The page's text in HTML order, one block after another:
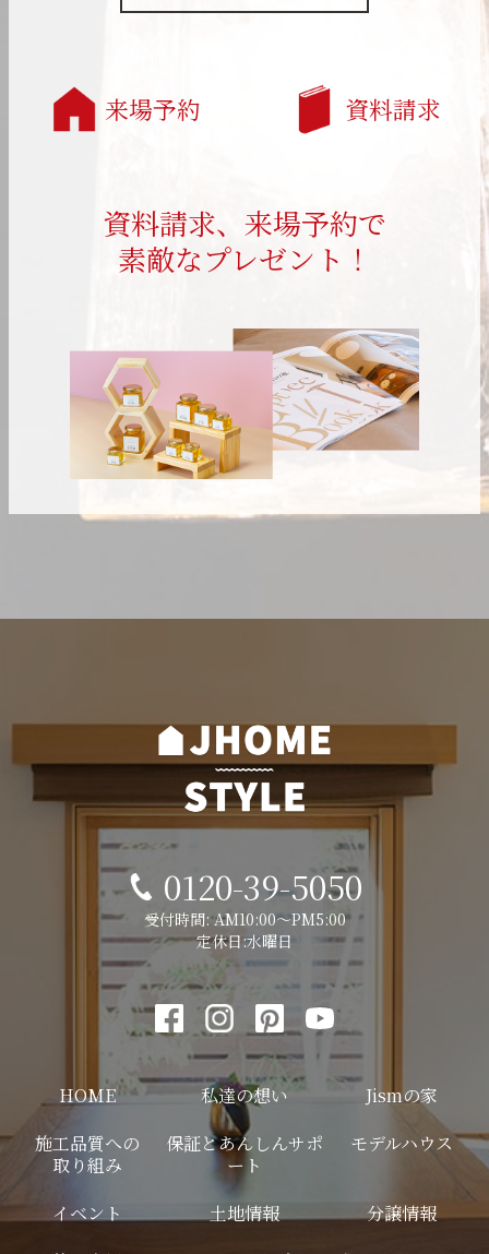
来場予約 資料請求
資料請求、来場予約で
素敵なプレゼント！
0120-39-5050
受付時間: AM10:00～PM5:00
定休日:水曜日
HOME 私達の想い
Jismの家
施工品質への
取り組み
保証とあんしんサポ
ート
モデルハウス
イベント 土地情報
分譲情報